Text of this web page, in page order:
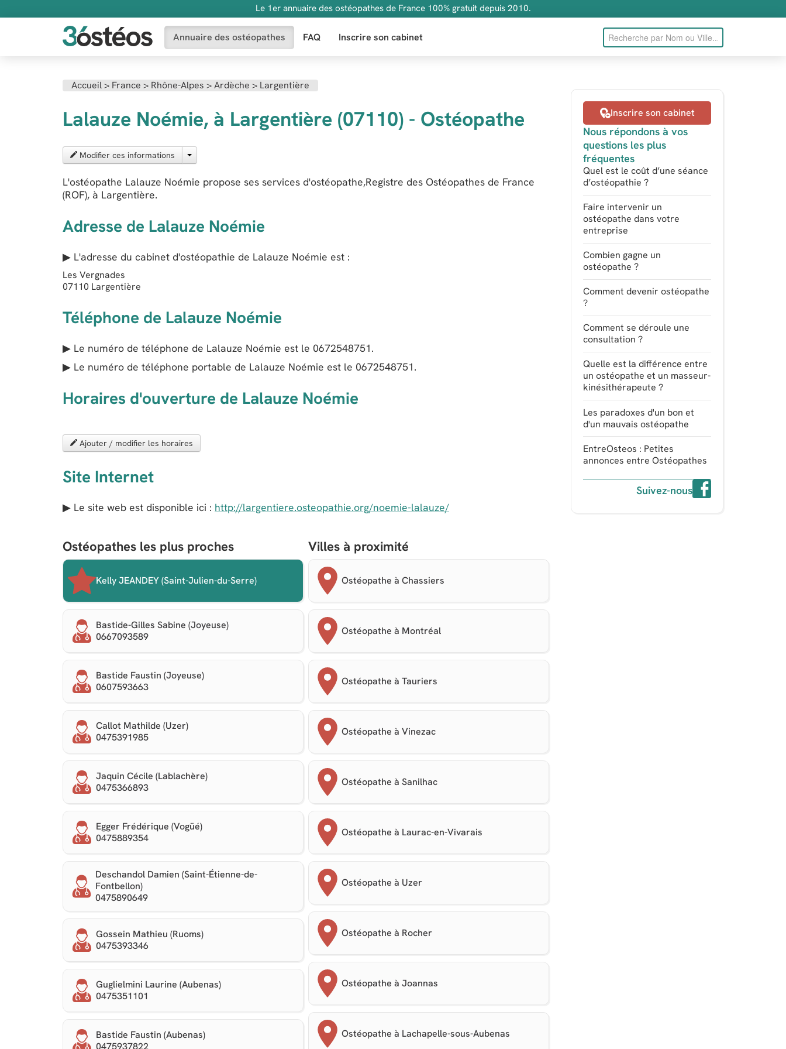
Le 1er annuaire des ostéopathes de France 100% gratuit depuis 2010.
Annuaire des ostéopathes FAQ Inscrire son cabinet
Accueil> France > Rhône-Alpes >Ardèche > Largentière
Lalauze Noémie, à Largentière (07110) - Ostéopathe
Modifier ces informations
L'ostéopathe Lalauze Noémie propose ses services d'ostéopathe,Registre des Ostéopathes de France
(ROF), à Largentière.
Adresse de Lalauze Noémie
▶ L'adresse du cabinet d'ostéopathie de Lalauze Noémie est :
Les Vergnades
07110 Largentière
Téléphone de Lalauze Noémie
▶ Le numéro de téléphone de Lalauze Noémie est le 0672548751.
▶ Le numéro de téléphone portable de Lalauze Noémie est le 0672548751.
Horaires d'ouverture de Lalauze Noémie
Ajouter / modifier les horaires
Site Internet
▶ Le site web est disponible ici : http://largentiere.osteopathie.org/noemie-lalauze/
Ostéopathes les plus proches
Kelly JEANDEY (Saint-Julien-du-Serre)
Bastide-Gilles Sabine (Joyeuse)
0667093589
Bastide Faustin (Joyeuse)
0607593663
Callot Mathilde (Uzer)
0475391985
Jaquin Cécile (Lablachère)
0475366893
Egger Frédérique (Vogüé)
0475889354
Deschandol Damien (Saint-Étienne-de-
Fontbellon)
0475890649
Gossein Mathieu (Ruoms)
0475393346
Guglielmini Laurine (Aubenas)
0475351101
Bastide Faustin (Aubenas)
0475937822
Villes à proximité
Ostéopathe à Chassiers
Ostéopathe à Montréal
Ostéopathe à Tauriers
Ostéopathe à Vinezac
Ostéopathe à Sanilhac
Ostéopathe à Laurac-en-Vivarais
Ostéopathe à Uzer
Ostéopathe à Rocher
Ostéopathe à Joannas
Ostéopathe à Lachapelle-sous-Aubenas
Inscrire son cabinet
Nous répondons à vos
questions les plus
fréquentes
Quel est le coût d’une séance
d’ostéopathie ?
Faire intervenir un
ostéopathe dans votre
entreprise
Combien gagne un
ostéopathe ?
Comment devenir ostéopathe
?
Comment se déroule une
consultation ?
Quelle est la différence entre
un ostéopathe et un masseur-
kinésithérapeute ?
Les paradoxes d'un bon et
d'un mauvais ostéopathe
EntreOsteos : Petites
annonces entre Ostéopathes
Suivez-nous